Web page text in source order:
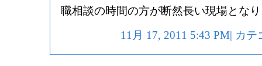
職相談の時間の方が断然長い現場とな
11月 17, 2011 5:43 PM| カテ